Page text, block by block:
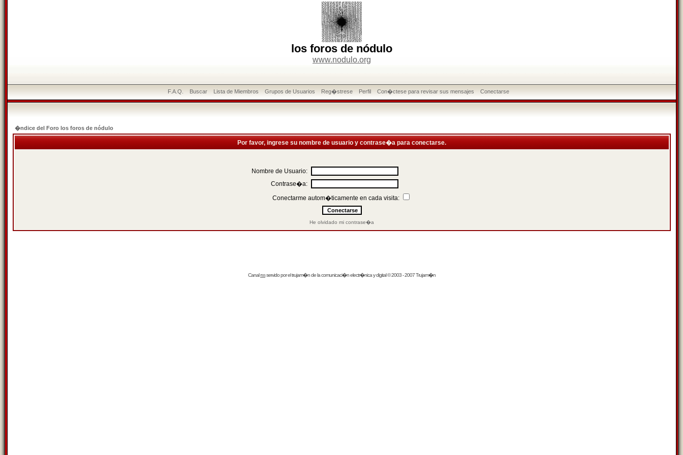
los foros de nódulo
www.nodulo.org
F.A.Q. Buscar Lista de Miembros Grupos de Usuarios Reg�strese Perfil Con�ctese para revisar sus mensajes Conectarse
�ndice del Foro los foros de nódulo
Por favor, ingrese su nombre de usuario y contrase�a para conectarse.
Nombre de Usuario:
Contrase�a:
Conectarme autom�ticamente en cada visita:
He olvidado mi contrase�a
Canalrssservido por eltrujam�nde la comunicaci�n electr�nica y digital © 2003 - 2007 Trujam�n